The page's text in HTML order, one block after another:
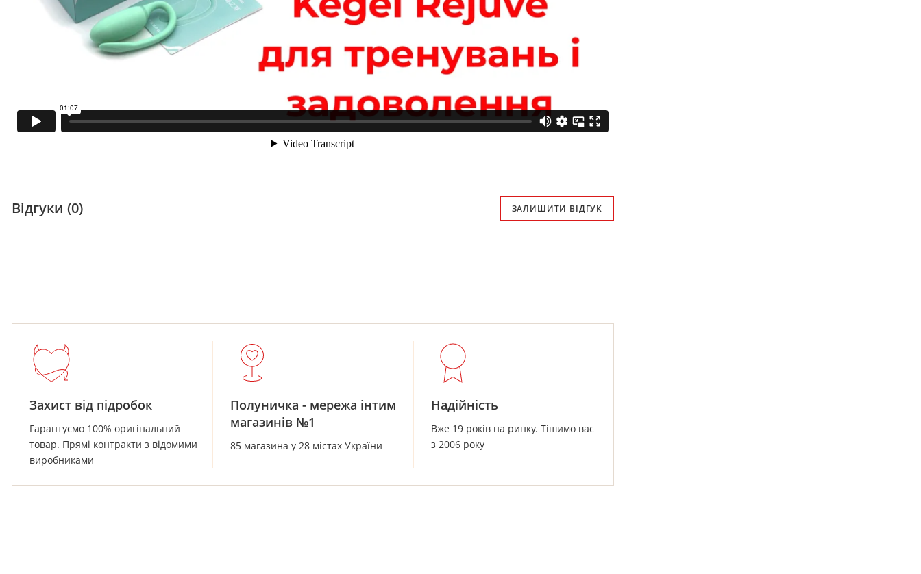
Відгуки (0) ЗАЛИШИТИ ВІДГУК
Захист від підробок
Гарантуємо 100% оригінальний
товар. Прямі контракти з відомими
виробниками
Полуничка - мережа інтим
магазинів №1
85 магазина у 28 містах України
Надійність
Вже 19 років на ринку. Тішимо вас
з 2006 року